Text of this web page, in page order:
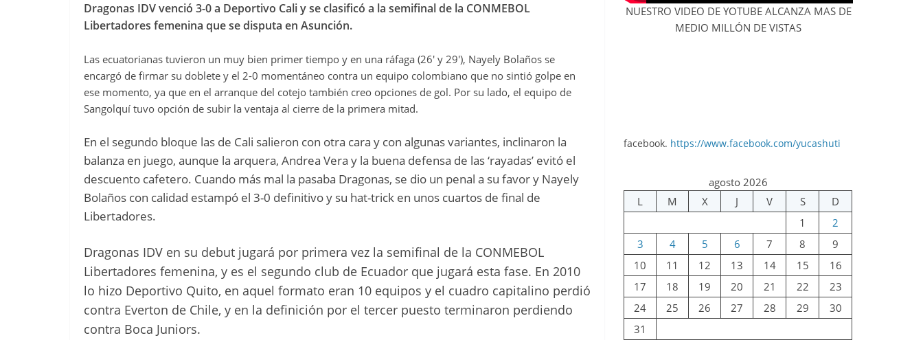
Dragonas IDV venció 3-0 a Deportivo Cali y se clasificó a la semifinal de la CONMEBOL
Libertadores femenina que se disputa en Asunción.
Las ecuatorianas tuvieron un muy bien primer tiempo y en una ráfaga (26′ y 29′), Nayely Bolaños se
encargó de firmar su doblete y el 2-0 momentáneo contra un equipo colombiano que no sintió golpe en
ese momento, ya que en el arranque del cotejo también creo opciones de gol. Por su lado, el equipo de
Sangolquí tuvo opción de subir la ventaja al cierre de la primera mitad.
En el segundo bloque las de Cali salieron con otra cara y con algunas variantes, inclinaron la
balanza en juego, aunque la arquera, Andrea Vera y la buena defensa de las ‘rayadas’ evitó el
descuento cafetero. Cuando más mal la pasaba Dragonas, se dio un penal a su favor y Nayely
Bolaños con calidad estampó el 3-0 definitivo y su hat-trick en unos cuartos de final de
Libertadores.
Dragonas IDV en su debut jugará por primera vez la semifinal de la CONMEBOL
Libertadores femenina, y es el segundo club de Ecuador que jugará esta fase. En 2010
lo hizo Deportivo Quito, en aquel formato eran 10 equipos y el cuadro capitalino perdió
contra Everton de Chile, y en la definición por el tercer puesto terminaron perdiendo
contra Boca Juniors.
NUESTRO VIDEO DE YOTUBE ALCANZA MAS DE
MEDIO MILLÓN DE VISTAS
facebook. https://www.facebook.com/yucashuti
agosto 2026
L
M X J V S
D
1
2
3
4 5 6 7 8
9
10
11 12 13 14 15
16
17
18 19 20 21 22
23
24
25 26 27 28 29
30
31